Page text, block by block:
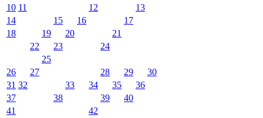
10 11 12
13
14
15 16
17
18
19 20
21
22
23
24
25
26
27 28 29
30
31 32 33 34 35
36
37
38 39
40
41
42